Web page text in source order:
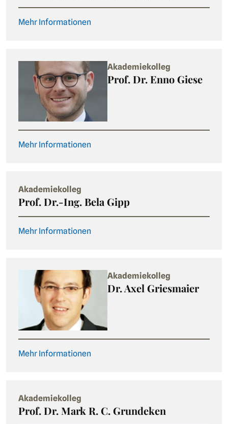
Mehr Informationen
Akademiekolleg
Prof. Dr. Enno Giese
Mehr Informationen
Akademiekolleg
Prof. Dr.-Ing. Bela Gipp
Mehr Informationen
Akademiekolleg
Dr. Axel Griesmaier
Mehr Informationen
Akademiekolleg
Prof. Dr. Mark R. C. Grundeken